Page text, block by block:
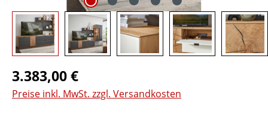
Regulärer Preis:
3.383,00 €
Preise inkl. MwSt. zzgl. Versandkosten